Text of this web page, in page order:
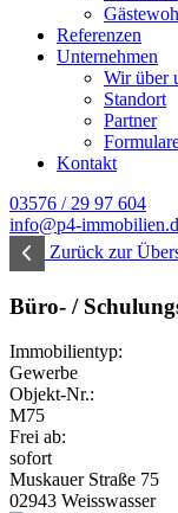
Referenzen
Unternehmen
Wir über
Standort
Partner
Kontakt
03576 / 29 97 604
info@p4-
Zurück zur
Büro- /
Immobilientyp:
Gewerbe
Objekt-Nr.:
M75
Frei ab:
sofort
Muskauer Straße 75
02943 Weisswasser